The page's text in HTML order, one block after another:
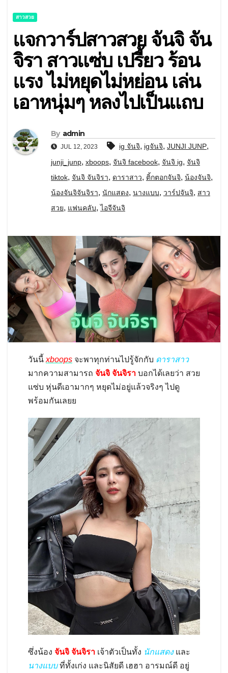
สาวสวย
แจกวาร์ปสาวสวย จันจิ จัน
จิรา สาวแซ่บ เปรี้ยว ร้อน
แรง ไม่หยุดไม่หย่อน เล่น
เอาหนุ่มๆ หลงไปเป็นแถบ
By admin
JUL 12, 2023 ig จันจิ, igจันจิ, JUNJI JUNP,
junji_junp, xboops, จันจิ facebook, จันจิ ig, จันจิ
tiktok, จันจิ จันจิรา, ดาราสาว, ติ้กตอกจันจิ, น้องจันจิ,
น้องจันจิจันจิรา, นักแสดง, นางแบบ, วาร์ปจันจิ, สาว
สวย, แฟนคลับ,ไอจีจันจิ
วันนี้ xboops จะพาทุกท่านไปรู้จักกับ ดาราสาว
มากความสามารถ จันจิ จันจิรา บอกได้เลยว่า สวย
แซ่บ หุ่นดีเอามากๆ หยุดไม่อยู่แล้วจริงๆ ไปดู
พร้อมกันเลยย
ซึ่งน้อง จันจิ จันจิรา เจ้าตัวเป็นทั้ง นักแสดงและ
นางแบบที่ทั้งเก่ง และนิสัยดี เฮฮา อารมณ์ดี อยู่